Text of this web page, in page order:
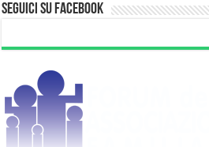
Seguici su Facebook